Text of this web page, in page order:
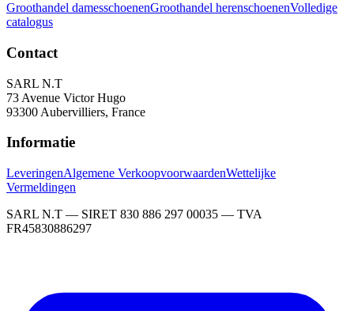
Groothandel damesschoenenGroothandel herenschoenenVolledige
catalogus
Contact
SARL N.T
73 Avenue Victor Hugo
93300 Aubervilliers, France
Informatie
LeveringenAlgemene VerkoopvoorwaardenWettelijke
Vermeldingen
SARL N.T — SIRET 830 886 297 00035 — TVA
FR45830886297